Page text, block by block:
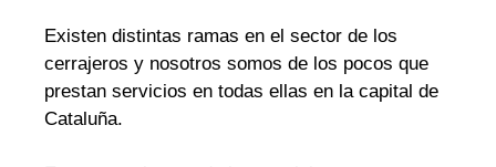
Existen distintas ramas en el sector de los
cerrajeros y nosotros somos de los pocos que
prestan servicios en todas ellas en la capital de
Cataluña.